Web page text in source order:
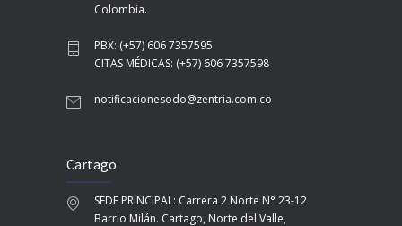
Colombia.
PBX: (+57) 606 7357595
CITAS MÉDICAS: (+57) 606 7357598
notificacionesodo@zentria.com.co
Cartago
SEDE PRINCIPAL: Carrera 2 Norte N° 23-12
Barrio Milán. Cartago, Norte del Valle,